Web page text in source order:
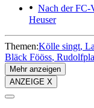
Nach der FC-
Heuser
Themen:Kölle singt
Bläck Fööss
Mehr anzeigen
ANZEIGE X